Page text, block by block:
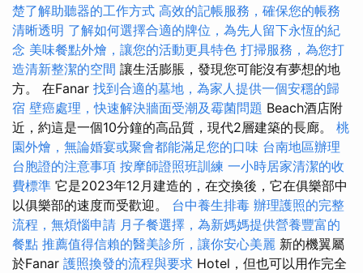
楚了解助聽器的工作方式 高效的記帳服務，確保您的帳務
清晰透明 了解如何選擇合適的牌位，為先人留下永恆的紀
念 美味餐點外燴，讓您的活動更具特色 打掃服務，為您打
造清新整潔的空間 讓生活膨脹，發現您可能沒有夢想的地
方。 在Fanar 找到合適的墓地，為家人提供一個安穩的歸
宿 壁癌處理，快速解決牆面受潮及霉菌問題 Beach酒店附
近，約這是一個10分鐘的高品質，現代2層建築的長廊。 桃
園外燴，無論婚宴或聚會都能滿足您的口味 台南地區辦理
台胞證的注意事項 按摩師證照班訓練 一小時居家清潔的收
費標準 它是2023年12月建造的，在交換後，它在俱樂部中
以俱樂部的速度而受歡迎。 台中養生排毒 辦理護照的完整
流程，無煩惱申請 月子餐選擇，為新媽媽提供營養豐富的
餐點 推薦值得信賴的醫美診所，讓你安心美麗 新的機翼屬
於Fanar 護照換發的流程與要求 Hotel，但也可以用作完全